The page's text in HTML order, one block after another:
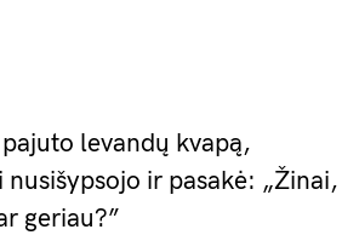
levandų kvapą,
ir pasakė: „Žinai,
geriau?”